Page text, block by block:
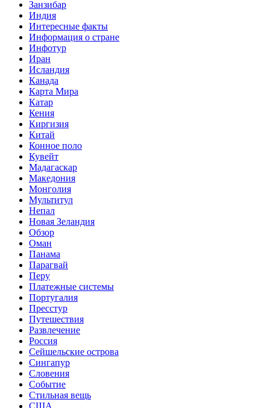
Занзибар
Индия
Интересные факты
Информация о стране
Инфотур
Иран
Исландия
Канада
Карта Мира
Катар
Кения
Киргизия
Китай
Конное поло
Кувейт
Мадагаскар
Македония
Монголия
Мультитул
Непал
Новая Зеландия
Обзор
Оман
Панама
Парагвай
Перу
Платежные системы
Португалия
Пресстур
Путешествия
Развлечение
Россия
Сейшельские острова
Сингапур
Словения
Событие
Стильная вещь
США